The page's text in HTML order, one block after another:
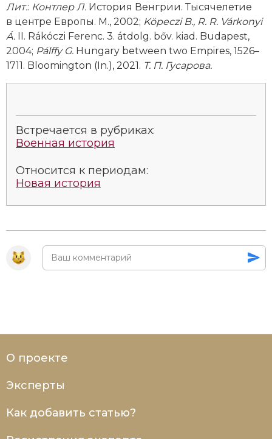
Лит.: Контлер Л. История Венгрии. Тысячелетие
в центре Европы. М., 2002; Köpeczi B., R. R. Várkonyi
Á. II. Rákóczi Ferenc. 3. átdolg. bőv. kiad. Budapest,
2004; Pálffy G. Hungary between two Empires, 1526–
1711. Bloomington (In.), 2021. Т. П. Гусарова.
Встречается в рубриках:
Военная история
Относится к периодам:
Новая история
О проекте
Эксперты
Как добавить статью?